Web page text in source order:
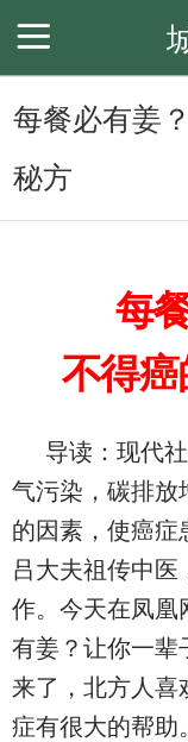
首页 中医专科
每餐必有姜
秘方
每
不得
导读：现代
气污染，碳排放
的因素，使癌症
吕大夫祖传中医
作。今天在凤凰
有姜？让你一辈
来了，北方人喜
症有很大的帮助。